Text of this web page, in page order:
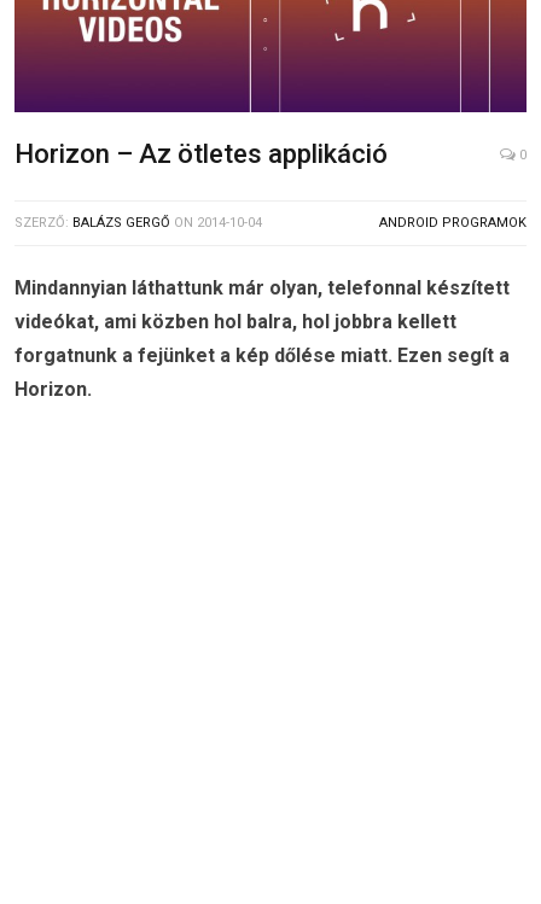
Horizon – Az ötletes applikáció 0
SZERZŐ: BALÁZS GERGŐ ON 2014-10-04 ANDROID PROGRAMOK
Mindannyian láthattunk már olyan, telefonnal készített
videókat, ami közben hol balra, hol jobbra kellett
forgatnunk a fejünket a kép dőlése miatt. Ezen segít a
Horizon.